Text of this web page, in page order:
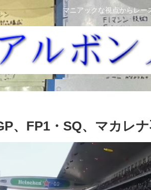
マニアックな視点からレー
、FP1・SQ、マカレナ